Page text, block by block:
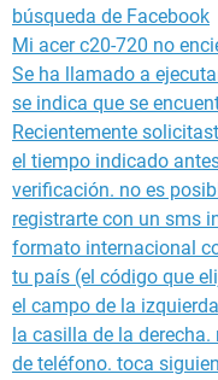
búsqueda de Facebook
Mi acer c20-720 no
Se ha llamado a
se indica que se
Recientemente
el tiempo indicado
verificación. no es
registrarte con un sms
formato internacional
tu país (el código que
el campo de la
la casilla de la
de teléfono. toca